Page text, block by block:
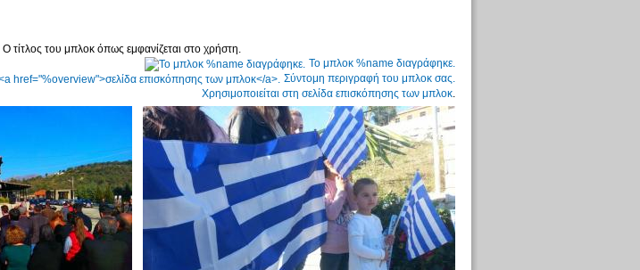
Ο τίτλος του μπλοκ όπως εμφανίζεται στο χρήστη.
Το μπλοκ %name διαγράφηκε.
Σύντομη περιγραφή του μπλοκ σας.
Χρησιμοποιείται στη σελίδα επισκόπησης των μπλοκ.